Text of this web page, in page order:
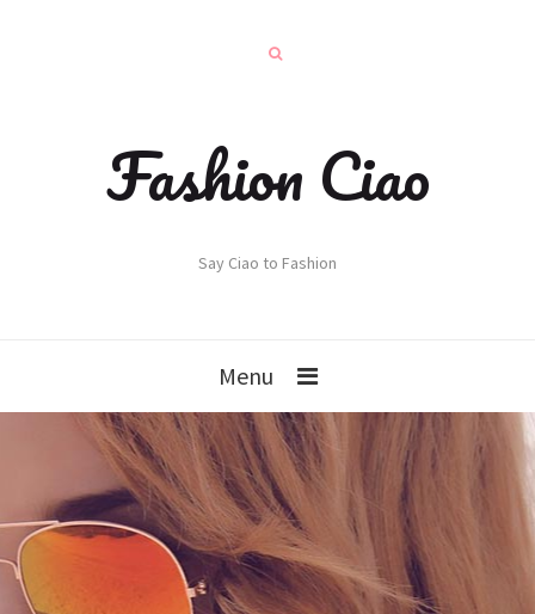
Fashion Ciao
Say Ciao to Fashion
Menu